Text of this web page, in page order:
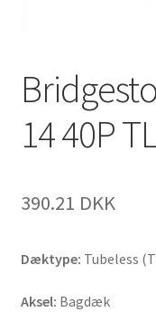
14 40P
390.21 DKK
Dæktype: Tubeless
Aksel: Bagdæk